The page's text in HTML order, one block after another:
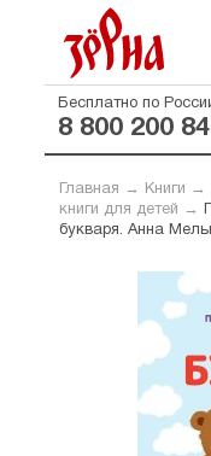
Бесплатно по
8 800 200
Главная → Книги →
книги для детей →
букваря. Анна